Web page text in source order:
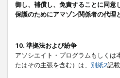
御し、補償し、免責することに同意
保護のためにアマゾン関係者の代理
10. 準拠法および紛争
アソシエイト・プログラムもしく
たはその主張を含む）は、 別紙2記